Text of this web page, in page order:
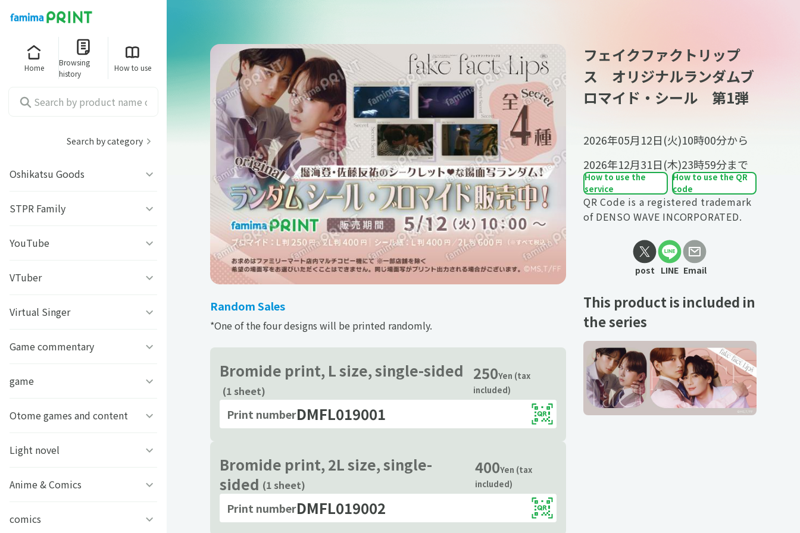
Home
Browsing
history
How to use
Search by category
Oshikatsu Goods
うちわシール
ファミッペ
うちわ背景
写真撮影背景
うちわ文字プリント
GIFUSHO 岐阜県立岐阜商
芸艸堂 推し祈願お守り
STPR Family
AMPTAKｘCOLORS
すとぷり
すにすて - SneakerStep
めておら - Meteorites -
騎士X - Knight X -
とぅるりぷ - True&Lip
YouTube
ねこほうチャンネル
ぼくたちのあそびば
ププ
豆柴富とのふたり暮らし
VTuber
VASE
クラーテイル
ななし学園 方言研究会
描乃EMOイラストシリーズ
Art Stone Entertainment
Virtual Singer
TOKYO6キャラクターズ
Game commentary
アマル
さんちゃんく！
ストグラカップル
モノパスイーツフェス
game
フライハイトクラウディア
ゲームその他
アイドルデスゲームTV
原神
Otome games and content
Clock over ORQUESTA
ときめきメモリアル Girl’s
Light novel
ビーンズ文庫24周年
MFブックス
Anime & Comics
聖女の魔力は万能です
comics
Random Sales
*One of the four designs will be printed randomly.
Bromide print, L size, single-sided
(1 sheet)
250Yen (tax
included)
Print numberDMFL019001
Bromide print, 2L size, single-
sided (1 sheet)
400Yen (tax
included)
Print numberDMFL019002
フェイクファクトリップ
ス オリジナルランダムブ
ロマイド・シール 第1弾
2026年05月12日(火)10時00分から
2026年12月31日(木)23時59分まで
How to use the
service
How to use the QR
code
QR Code is a registered trademark
of DENSO WAVE INCORPORATED.
post LINE Email
This product is included in
the series